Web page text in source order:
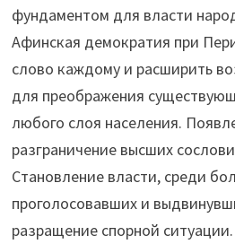
фундаментом для власти
Афинская демократия при
слово каждому и расширить
для преображения
любого слоя населения.
разграничение высших
Становление власти, среди
проголосовавших и
разращение спорной ситуации.